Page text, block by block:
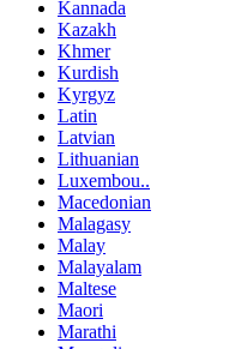
Kannada
Kazakh
Khmer
Kurdish
Kyrgyz
Latin
Latvian
Lithuanian
Luxembou..
Macedonian
Malagasy
Malay
Malayalam
Maltese
Maori
Marathi